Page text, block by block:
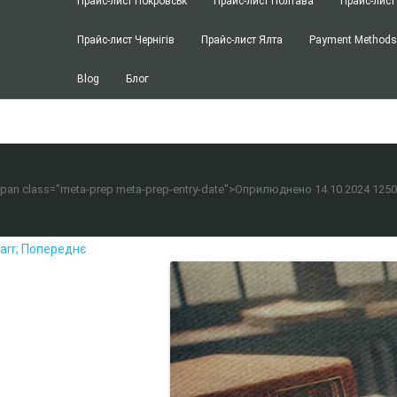
Прайс-лист Чернігів Прайс-лист Ялта Payment Methods
Blog Блог
pan class="meta-prep meta-prep-entry-date">Оприлюднено 14.10.2024
arr; Попереднє